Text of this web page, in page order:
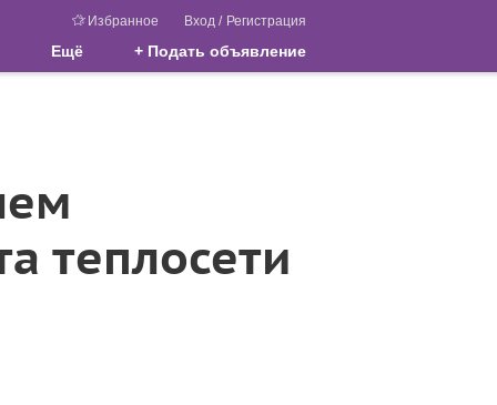
Избранное Вход / Регистрация
Ещё + Подать объявление
теплосети